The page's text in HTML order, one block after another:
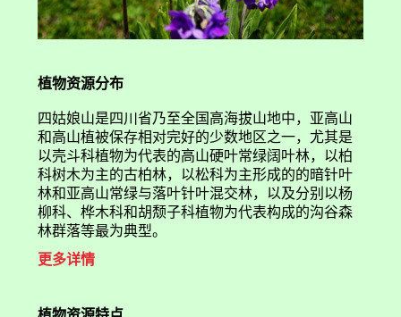
植物资源分布
四姑娘山是四川省乃至全国高海拔山地中，亚高山
和高山植被保存相对完好的少数地区之一，尤其是
以壳斗科植物为代表的高山硬叶常绿阔叶林，以柏
科树木为主的古柏林，以松科为主形成的的暗针叶
林和亚高山常绿与落叶针叶混交林，以及分别以杨
柳科、桦木科和胡颓子科植物为代表构成的沟谷森
林群落等最为典型。
更多详情